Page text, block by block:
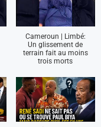
Cameroun | Limbé:
Un glissement de
terrain fait au moins
trois morts